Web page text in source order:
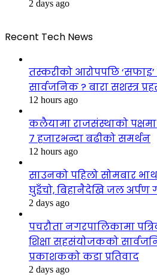
2 days ago
Recent Tech News
तस्करीको आरोपपछि
सार्वजनिक ? बारा सशस्त्र
12 hours ago
कलैयामा राजसंस्थाको पक्षमा
७ हजारभन्दा बढीको समर्थन
12 hours ago
साउनको पहिलो सोमबार
घुइँचो, बिहानैदेखि जल अर्पण
2 days ago
पचरौता नगरपालिकामा
शिक्षा सहसंयोजकको
प्रकाशकको कडा प्रतिवाद
2 days ago